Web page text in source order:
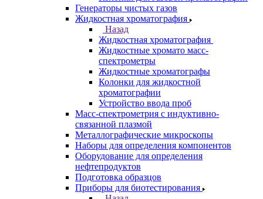
Анализаторы
Анализаторы органических веществ
Анализаторы покрытий
Анализаторы размера частиц
Анализаторы ртути
Элементные анализаторы
Газовая хроматография
Назад
Газовая хроматография
Газовые хромато масс-спектрометры
Газовые хроматографы
Ионные хроматографы
Колонки для газовой хроматографии
Генераторы чистых газов
Жидкостная хроматография
Назад
Жидкостная хроматография
Жидкостные хромато масс-